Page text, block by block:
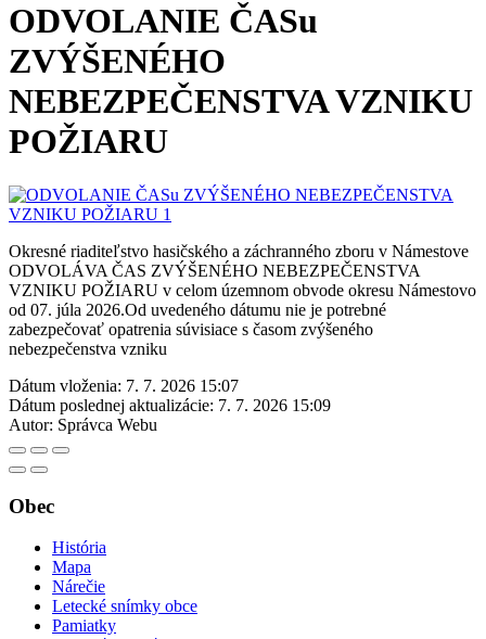
ODVOLANIE ČASu
ZVÝŠENÉHO
NEBEZPEČENSTVA VZNIKU
POŽIARU
Okresné riaditeľstvo hasičského a záchranného zboru v Námestove
ODVOLÁVA ČAS ZVÝŠENÉHO NEBEZPEČENSTVA
VZNIKU POŽIARU v celom územnom obvode okresu Námestovo
od 07. júla 2026.Od uvedeného dátumu nie je potrebné
zabezpečovať opatrenia súvisiace s časom zvýšeného
nebezpečenstva vzniku
Dátum vloženia: 7. 7. 2026 15:07
Dátum poslednej aktualizácie: 7. 7. 2026 15:09
Autor: Správca Webu
Obec
História
Mapa
Nárečie
Letecké snímky obce
Pamiatky